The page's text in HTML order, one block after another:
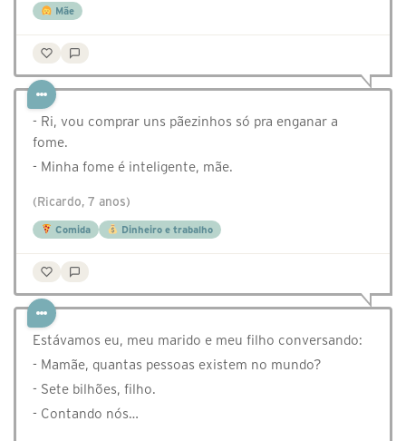
Mãe
- Ri, vou comprar uns pãezinhos só pra enganar a
fome.
- Minha fome é inteligente, mãe.
(Ricardo, 7 anos)
Comida Dinheiro e trabalho
Estávamos eu, meu marido e meu filho conversando:
- Mamãe, quantas pessoas existem no mundo?
- Sete bilhões, filho.
- Contando nós…